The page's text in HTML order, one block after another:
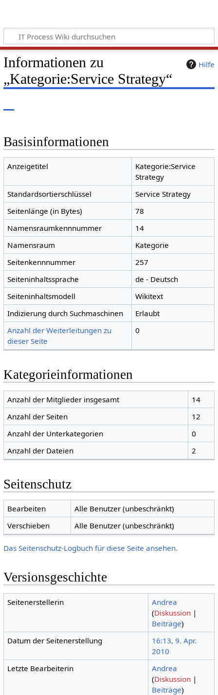
Hilfe
Informationen zu
„Kategorie:Service Strategy“
Basisinformationen
Anzeigetitel
Kategorie:Service
Strategy
Standardsortierschlüssel
Service Strategy
Seitenlänge (in Bytes)
78
Namensraumkennnummer
14
Namensraum
Kategorie
Seitenkennnummer
257
Seiteninhaltssprache
de - Deutsch
Seiteninhaltsmodell
Wikitext
Indizierung durch Suchmaschinen
Erlaubt
Anzahl der Weiterleitungen zu
dieser Seite
0
Kategorieinformationen
Anzahl der Mitglieder insgesamt
14
Anzahl der Seiten
12
Anzahl der Unterkategorien
0
Anzahl der Dateien
2
Seitenschutz
Bearbeiten
Alle Benutzer (unbeschränkt)
Verschieben
Alle Benutzer (unbeschränkt)
Das Seitenschutz-Logbuch für diese Seite ansehen.
Versionsgeschichte
Seitenerstellerin
Andrea
(Diskussion |
Beiträge)
Datum der Seitenerstellung
16:13, 9. Apr.
2010
Letzte Bearbeiterin
Andrea
(Diskussion |
Beiträge)